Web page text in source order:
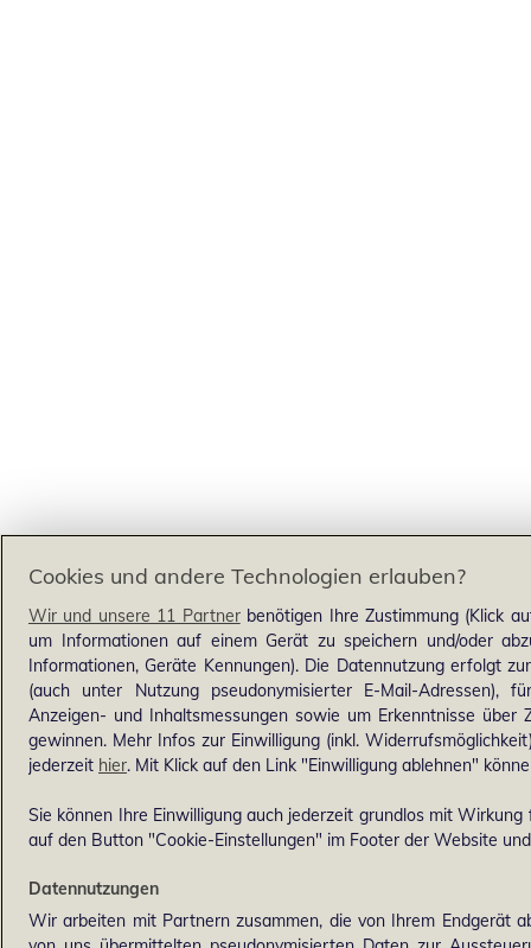
Cookies und andere Technologien erlauben?
Wir und unsere 11 Partnerbenötigen Ihre Zustimmung (Klick
um Informationen auf einem Gerät zu speichern und/oder
Informationen, Geräte Kennungen). Die Datennutzung erfolgt
(auch unter Nutzung pseudonymisierter E-Mail-Adressen),
Anzeigen- und Inhaltsmessungen sowie um Erkenntnisse über
gewinnen. Mehr Infos zur Einwilligung (inkl.
jederzeit hier. Mit Klick auf den Link "Einwilligung ablehnen"
Sie können Ihre Einwilligung auch jederzeit grundlos mit
auf den Button "Cookie-Einstellungen" im Footer der Website
Datennutzungen
Wir arbeiten mit Partnern zusammen, die von Ihrem Endgerät